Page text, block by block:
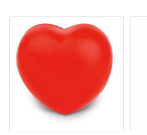
Antistress cubo
bianco
personalizzato
51x51x51 mm